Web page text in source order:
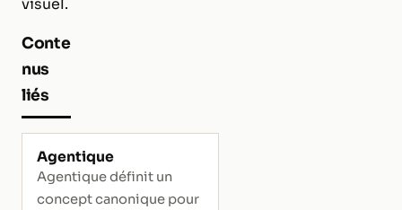
visuel.
Conte
nus
liés
Agentique
Agentique définit un
concept canonique pour